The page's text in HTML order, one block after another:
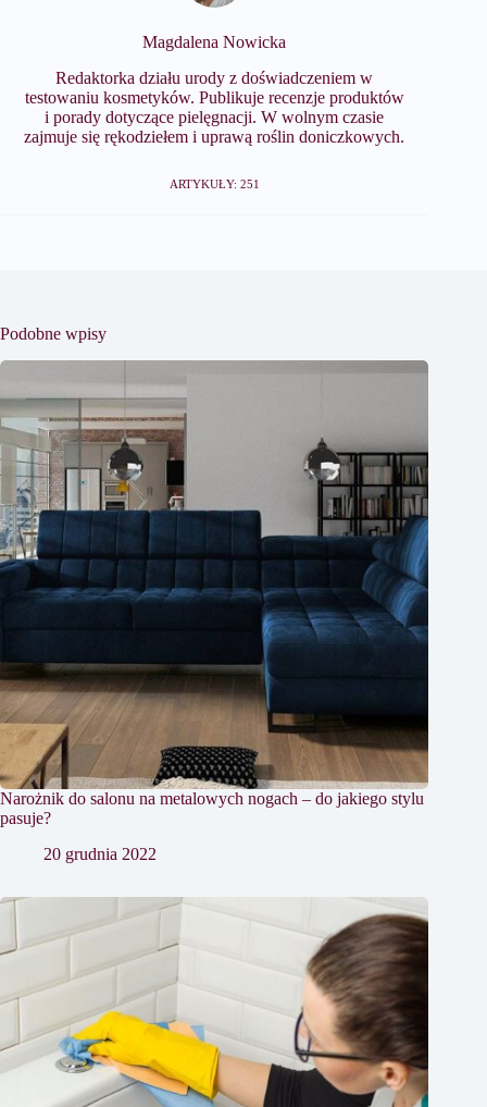
Magdalena Nowicka
Redaktorka działu urody z doświadczeniem w
testowaniu kosmetyków. Publikuje recenzje produktów
i porady dotyczące pielęgnacji. W wolnym czasie
zajmuje się rękodziełem i uprawą roślin doniczkowych.
ARTYKUŁY: 251
Podobne wpisy
Narożnik do salonu na metalowych nogach – do jakiego stylu
pasuje?
20 grudnia 2022